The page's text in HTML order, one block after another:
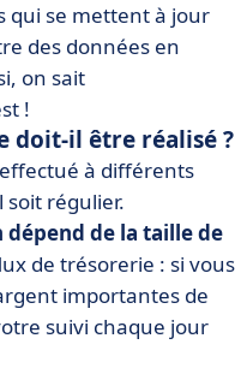
qui se mettent à jour
des données en
on sait
!
doit-il être réalisé ?
à différents
soit régulier.
de la taille de
de trésorerie : si vous
importantes de
suivi chaque jour